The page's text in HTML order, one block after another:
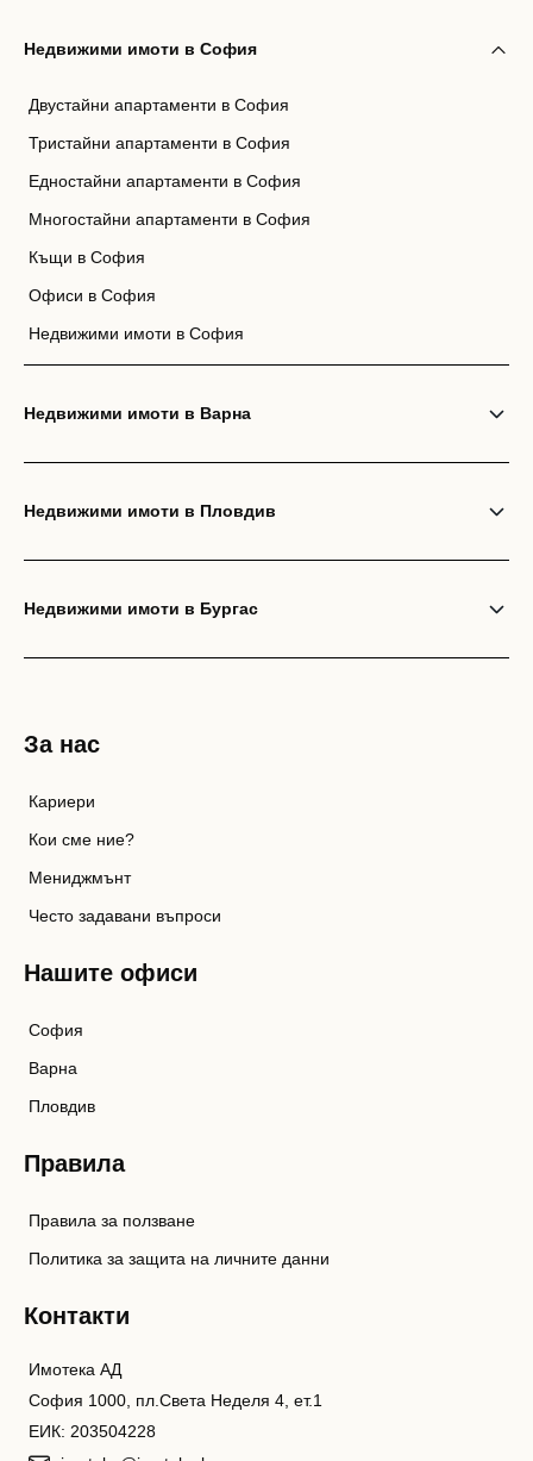
Недвижими имоти в София
Двустайни апартаменти в София
Тристайни апартаменти в София
Едностайни апартаменти в София
Многостайни апартаменти в София
Къщи в София
Офиси в София
Недвижими имоти в София
Недвижими имоти в Варна
Недвижими имоти в Пловдив
Недвижими имоти в Бургас
За нас
Кариери
Кои сме ние?
Мениджмънт
Често задавани въпроси
Нашите офиси
София
Варна
Пловдив
Правила
Правила за ползване
Политика за защита на личните данни
Контакти
Имотека АД
София 1000, пл.Света Неделя 4, ет.1
ЕИК: 203504228